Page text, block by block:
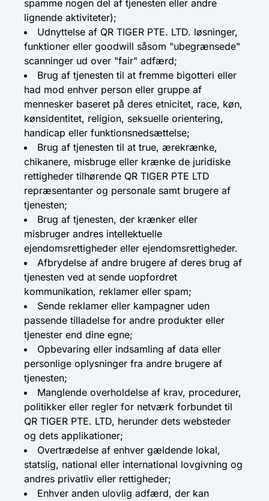
spamme nogen del af tjenesten eller andre
lignende aktiviteter);
Udnyttelse af QR TIGER PTE. LTD. løsninger,
funktioner eller goodwill såsom "ubegrænsede"
scanninger ud over "fair" adfærd;
Brug af tjenesten til at fremme bigotteri eller
had mod enhver person eller gruppe af
mennesker baseret på deres etnicitet, race, køn,
kønsidentitet, religion, seksuelle orientering,
handicap eller funktionsnedsættelse;
Brug af tjenesten til at true, ærekrænke,
chikanere, misbruge eller krænke de juridiske
rettigheder tilhørende QR TIGER PTE LTD
repræsentanter og personale samt brugere af
tjenesten;
Brug af tjenesten, der krænker eller
misbruger andres intellektuelle
ejendomsrettigheder eller ejendomsrettigheder.
Afbrydelse af andre brugere af deres brug af
tjenesten ved at sende uopfordret
kommunikation, reklamer eller spam;
Sende reklamer eller kampagner uden
passende tilladelse for andre produkter eller
tjenester end dine egne;
Opbevaring eller indsamling af data eller
personlige oplysninger fra andre brugere af
tjenesten;
Manglende overholdelse af krav, procedurer,
politikker eller regler for netværk forbundet til
QR TIGER PTE. LTD, herunder dets websteder
og dets applikationer;
Overtrædelse af enhver gældende lokal,
statslig, national eller international lovgivning og
andres privatliv eller rettigheder;
Enhver anden ulovlig adfærd, der kan